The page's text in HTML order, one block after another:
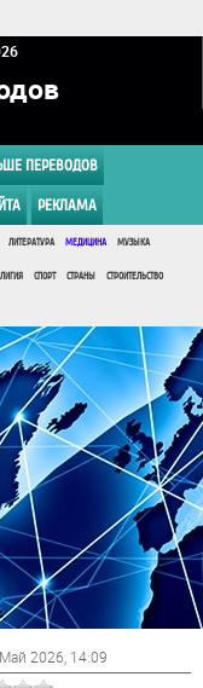
ПЕРЕВОДОВ
РЕКЛАМА
ЛИТЕРАТУРА МЕДИЦИНА МУЗЫКА
СПОРТ СТРАНЫ СТРОИТЕЛЬСТВО
2026 , 14:09